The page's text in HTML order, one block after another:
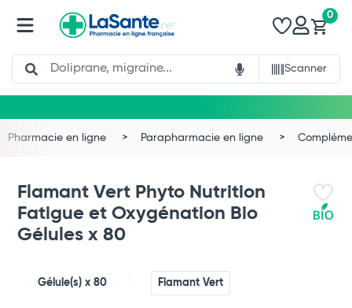
Search
Scanner
0
Pharmacie en ligne Parapharmacie en ligne
Flamant Vert Phyto Nutrition
Fatigue et Oxygénation Bio
Gélules x 80
Gélule(s) x 80 Flamant Vert